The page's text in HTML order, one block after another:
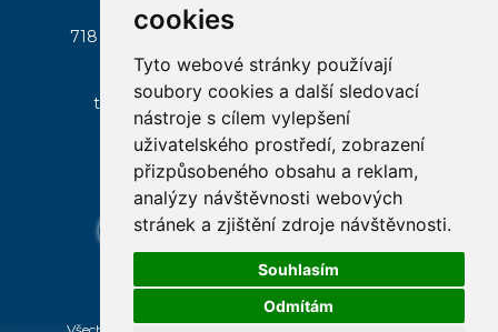
cookies
Tyto webové stránky používají
soubory cookies a další sledovací
nástroje s cílem vylepšení
uživatelského prostředí, zobrazení
přizpůsobeného obsahu a reklam,
analýzy návštěvnosti webových
stránek a zjištění zdroje návštěvnosti.
Souhlasím
Odmítám
718 00 Ostrava - Kunčičky, Škrobálkova 51/300
zs-skrobalkova@seznam.cz
tel:
596 237 045, mobil:+420 602 522 146
email bakalar
online
vyuka
ke
stazeni
facebook